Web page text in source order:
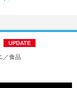
／食品
UPDATE